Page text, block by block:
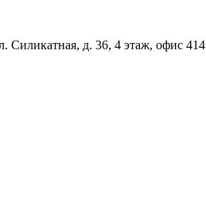
Силикатная, д. 36, 4 этаж, офис 414